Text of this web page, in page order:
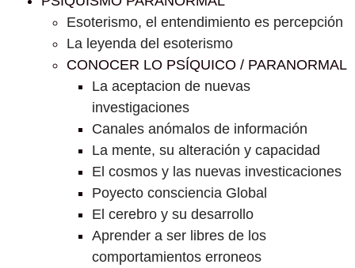
Esoterismo, el entendimiento es percepción
La leyenda del esoterismo
CONOCER LO PSÍQUICO / PARANORMAL
La aceptacion de nuevas
investigaciones
Canales anómalos de información
La mente, su alteración y capacidad
El cosmos y las nuevas investicaciones
Poyecto consciencia Global
El cerebro y su desarrollo
Aprender a ser libres de los
comportamientos erroneos